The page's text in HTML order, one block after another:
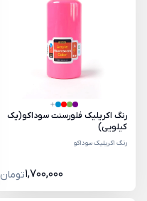
رنگ اکریلیک فلورسنت سوداکو(یک
کیلویی)
رنگ اکریلیک سوداکو
1,700,000تومان